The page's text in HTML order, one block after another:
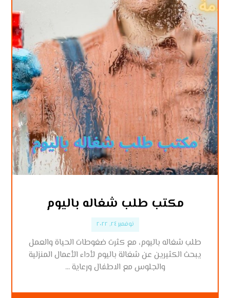
مكتب طلب شغاله باليوم
نوفمبر ٢٤, ٢٠٢٢
طلب شغاله باليوم، مع كثرت ضغوطات الحياة والعمل
يبحث الكثيرين عن شغالة باليوم لأداء الأعمال المنزلية
والجلوس مع الاطفال ورعاية ...